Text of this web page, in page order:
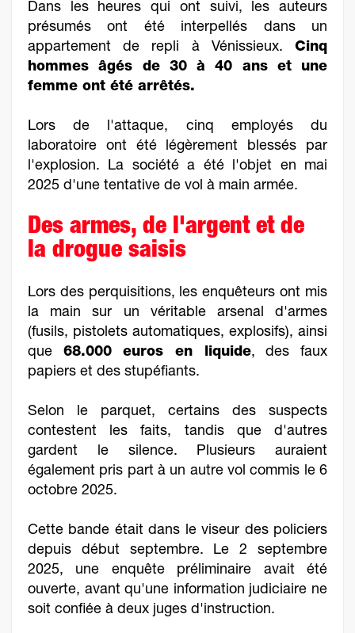
Dans les heures qui ont suivi, les auteurs
présumés ont été interpellés dans un
appartement de repli à Vénissieux. Cinq
hommes âgés de 30 à 40 ans et une
femme ont été arrêtés.
Lors de l'attaque, cinq employés du
laboratoire ont été légèrement blessés par
l'explosion. La société a été l'objet en mai
2025 d'une tentative de vol à main armée.
Des armes, de l'argent et de
la drogue saisis
Lors des perquisitions, les enquêteurs ont mis
la main sur un véritable arsenal d'armes
(fusils, pistolets automatiques, explosifs), ainsi
que 68.000 euros en liquide, des faux
papiers et des stupéfiants.
Selon le parquet, certains des suspects
contestent les faits, tandis que d'autres
gardent le silence. Plusieurs auraient
également pris part à un autre vol commis le 6
octobre 2025.
Cette bande était dans le viseur des policiers
depuis début septembre. Le 2 septembre
2025, une enquête préliminaire avait été
ouverte, avant qu'une information judiciaire ne
soit confiée à deux juges d'instruction.